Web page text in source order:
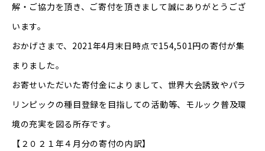
解・ご協力を頂き、ご寄付を頂きまして誠にありがとうござ
います。
おかげさまで、2021年4月末日時点で154,501円の寄付が集
まりました。
お寄せいただいた寄付金によりまして、世界大会誘致やパラ
リンピックの種目登録を目指しての活動等、モルック普及環
境の充実を図る所存です。
【２０２１年４月分の寄付の内訳】